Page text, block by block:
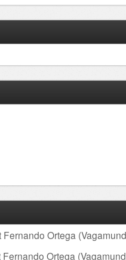
Fernando Ortega
Fernando Ortega